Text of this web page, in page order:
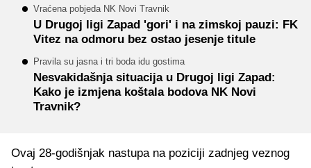
Vraćena pobjeda NK Novi Travnik
U Drugoj ligi Zapad 'gori' i na zimskoj pauzi: FK
Vitez na odmoru bez ostao jesenje titule
Pravila su jasna i tri boda idu gostima
Nesvakidašnja situacija u Drugoj ligi Zapad:
Kako je izmjena koštala bodova NK Novi
Travnik?
Ovaj 28-godišnjak nastupa na poziciji zadnjeg veznog